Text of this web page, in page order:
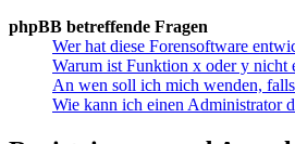
phpBB betreffende Fragen
Wer hat diese Forensoftware
Warum ist Funktion x oder y nicht
An wen soll ich mich wenden,
Wie kann ich einen Administrator